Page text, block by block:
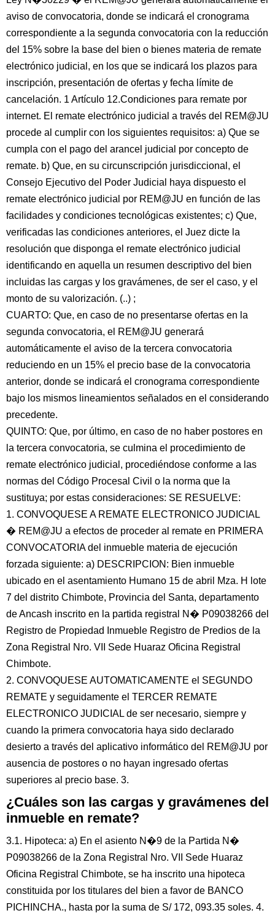
aviso de convocatoria, donde se indicará el cronograma
correspondiente a la segunda convocatoria con la reducción
del 15% sobre la base del bien o bienes materia de remate
electrónico judicial, en los que se indicará los plazos para
inscripción, presentación de ofertas y fecha límite de
cancelación. 1 Artículo 12.Condiciones para remate por
internet. El remate electrónico judicial a través del REM@JU
procede al cumplir con los siguientes requisitos: a) Que se
cumpla con el pago del arancel judicial por concepto de
remate. b) Que, en su circunscripción jurisdiccional, el
Consejo Ejecutivo del Poder Judicial haya dispuesto el
remate electrónico judicial por REM@JU en función de las
facilidades y condiciones tecnológicas existentes; c) Que,
verificadas las condiciones anteriores, el Juez dicte la
resolución que disponga el remate electrónico judicial
identificando en aquella un resumen descriptivo del bien
incluidas las cargas y los gravámenes, de ser el caso, y el
monto de su valorización. (..) ;
CUARTO: Que, en caso de no presentarse ofertas en la
segunda convocatoria, el REM@JU generará
automáticamente el aviso de la tercera convocatoria
reduciendo en un 15% el precio base de la convocatoria
anterior, donde se indicará el cronograma correspondiente
bajo los mismos lineamientos señalados en el considerando
precedente.
QUINTO: Que, por último, en caso de no haber postores en
la tercera convocatoria, se culmina el procedimiento de
remate electrónico judicial, procediéndose conforme a las
normas del Código Procesal Civil o la norma que la
sustituya; por estas consideraciones: SE RESUELVE:
1. CONVOQUESE A REMATE ELECTRONICO JUDICIAL
� REM@JU a efectos de proceder al remate en PRIMERA
CONVOCATORIA del inmueble materia de ejecución
forzada siguiente: a) DESCRIPCION: Bien inmueble
ubicado en el asentamiento Humano 15 de abril Mza. H lote
7 del distrito Chimbote, Provincia del Santa, departamento
de Ancash inscrito en la partida registral N� P09038266 del
Registro de Propiedad Inmueble Registro de Predios de la
Zona Registral Nro. VII Sede Huaraz Oficina Registral
Chimbote.
2. CONVOQUESE AUTOMATICAMENTE el SEGUNDO
REMATE y seguidamente el TERCER REMATE
ELECTRONICO JUDICIAL de ser necesario, siempre y
cuando la primera convocatoria haya sido declarado
desierto a través del aplicativo informático del REM@JU por
ausencia de postores o no hayan ingresado ofertas
superiores al precio base. 3.
¿Cuáles son las cargas y gravámenes del
inmueble en remate?
3.1. Hipoteca: a) En el asiento N�9 de la Partida N�
P09038266 de la Zona Registral Nro. VII Sede Huaraz
Oficina Registral Chimbote, se ha inscrito una hipoteca
constituida por los titulares del bien a favor de BANCO
PICHINCHA., hasta por la suma de S/ 172, 093.35 soles. 4.